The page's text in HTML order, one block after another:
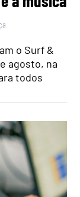
o Surf &
agosto, na
todos